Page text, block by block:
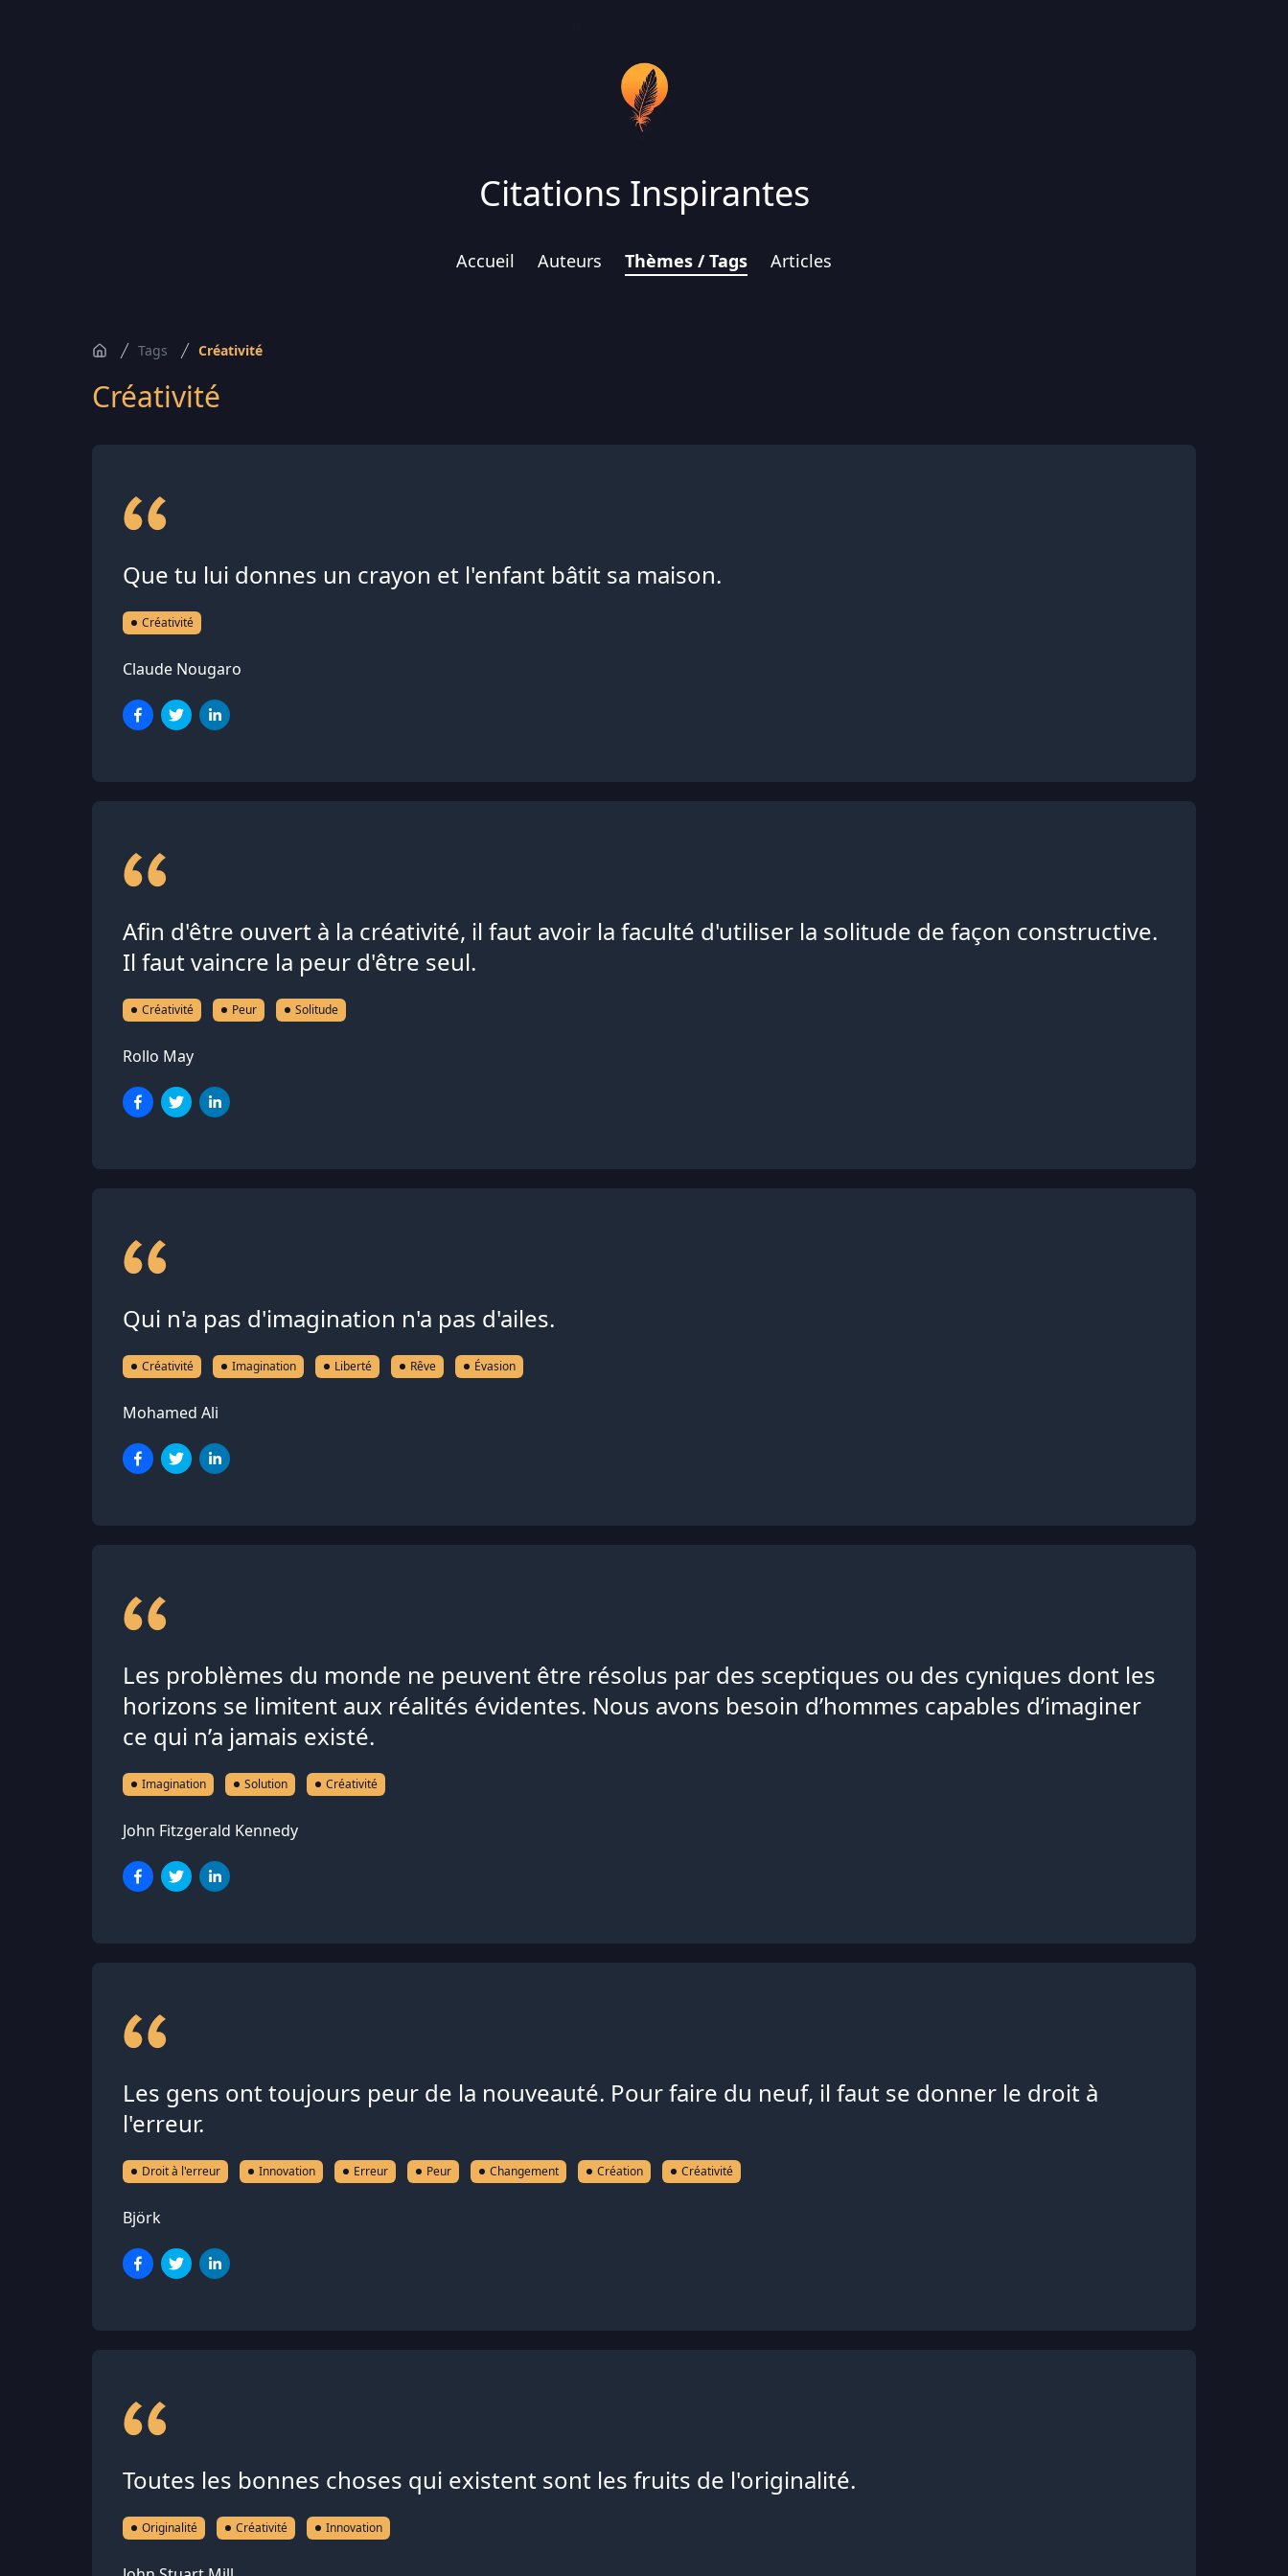
Citations Inspirantes
Accueil Auteurs Thèmes / Tags Articles
Tags Créativité
Créativité
Que tu lui donnes un crayon et l'enfant bâtit sa maison.
Créativité
Claude Nougaro
Afin d'être ouvert à la créativité, il faut avoir la faculté d'utiliser la solitude de façon constructive.
Il faut vaincre la peur d'être seul.
Créativité Peur Solitude
Rollo May
Qui n'a pas d'imagination n'a pas d'ailes.
Créativité Imagination Liberté Rêve Évasion
Mohamed Ali
Les problèmes du monde ne peuvent être résolus par des sceptiques ou des cyniques dont les
horizons se limitent aux réalités évidentes. Nous avons besoin d’hommes capables d’imaginer
ce qui n’a jamais existé.
Imagination Solution Créativité
John Fitzgerald Kennedy
Les gens ont toujours peur de la nouveauté. Pour faire du neuf, il faut se donner le droit à
l'erreur.
Droit à l'erreur Innovation Erreur Peur Changement Création Créativité
Björk
Toutes les bonnes choses qui existent sont les fruits de l'originalité.
Originalité Créativité Innovation